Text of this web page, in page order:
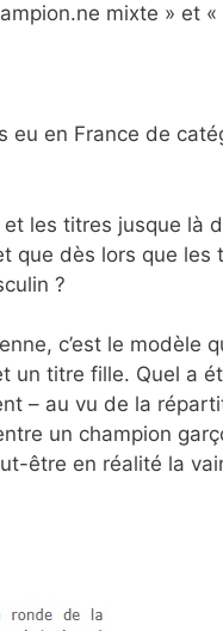
mixte » et «
eu en France de
les titres jusque là
que dès lors que les
?
c’est le modèle
un titre fille. Quel a
– au vu de la
un champion
être en réalité la